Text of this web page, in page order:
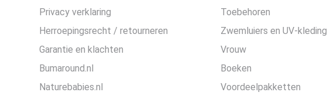
Privacy verklaring
Herroepingsrecht / retourneren
Garantie en klachten
Bumaround.nl
Naturebabies.nl
Toebehoren
Zwemluiers en UV-kleding
Vrouw
Boeken
Voordeelpakketten